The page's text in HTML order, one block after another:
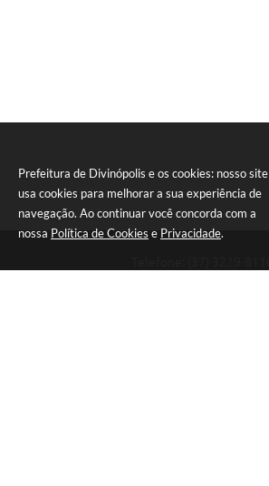
Prefeitura de Divinópolis e os cookies: nosso site
usa cookies para melhorar a sua experiência de
navegação. Ao continuar você concorda com a
nossa Política de Cookies e Privacidade.